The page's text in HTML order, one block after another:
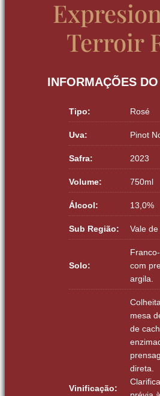
Terroir
INFORMAÇÕES
Tipo: Rosé
Uva: Pinot
Safra: 2023
Volume: 750ml
Álcool: 13,0%
Sub Região: Vale
Solo:
com
argila.
Vinificação:
mesa
de
direta.